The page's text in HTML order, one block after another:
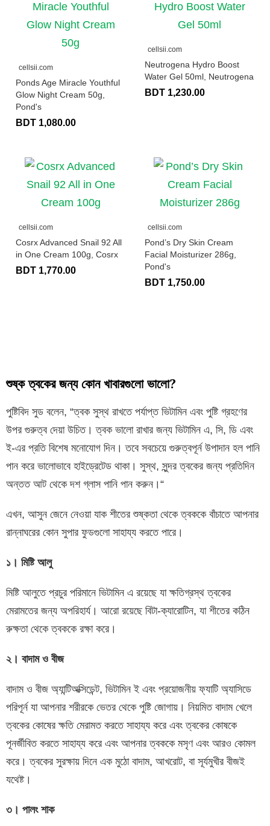
cellsii.com
Ponds Age Miracle Youthful
Glow Night Cream 50g,
Pond's
BDT 1,080.00
cellsii.com
Neutrogena Hydro Boost
Water Gel 50ml, Neutrogena
BDT 1,230.00
cellsii.com
Cosrx Advanced Snail 92 All
in One Cream 100g, Cosrx
BDT 1,770.00
cellsii.com
Pond’s Dry Skin Cream
Facial Moisturizer 286g,
Pond's
BDT 1,750.00
শুষ্ক ত্বকের জন্য কোন খাবারগুলো ভালো?
পুষ্টিবিদ সুড বলেন, “ত্বক সুস্থ রাখতে পর্যাপ্ত ভিটামিন এবং পুষ্টি গ্রহণের
উপর গুরুত্ব দেয়া উচিত। ত্বক ভালো রাখার জন্য ভিটামিন এ, সি, ডি এবং
ই-এর প্রতি বিশেষ মনোযোগ দিন। তবে সবচেয়ে গুরুত্বপূর্ন উপাদান হল পানি
পান করে ভালোভাবে হাইড্রেটেড থাকা। সুস্থ, সুন্দর ত্বকের জন্য প্রতিদিন
অন্তত আট থেকে দশ গ্লাস পানি পান করুন।“
এখন, আসুন জেনে নেওয়া যাক শীতের শুষ্কতা থেকে ত্বককে বাঁচাতে আপনার
রান্নাঘরের কোন সুপার ফুডগুলো সাহায্য করতে পারে।
১। মিষ্টি আলু
মিষ্টি আলুতে প্রচুর পরিমানে ভিটামিন এ রয়েছে যা ক্ষতিগ্রস্থ ত্বকের
মেরামতের জন্য অপরিহার্য। আরো রয়েছে বিটা-ক্যারোটিন, যা শীতের কঠিন
রুক্ষতা থেকে ত্বককে রক্ষা করে।
২। বাদাম ও বীজ
বাদাম ও বীজ অ্যান্টিঅক্সিডেন্ট, ভিটামিন ই এবং প্রয়োজনীয় ফ্যাটি অ্যাসিডে
পরিপূর্ন যা আপনার শরীরকে ভেতর থেকে পুষ্টি জোগায়। নিয়মিত বাদাম খেলে
ত্বকের কোষের ক্ষতি মেরামত করতে সাহায্য করে এবং ত্বকের কোষকে
পূনর্জীবিত করতে সাহায্য করে এবং আপনার ত্বককে মসৃণ এবং আরও কোমল
করে। ত্বকের সুরক্ষায় দিনে এক মুঠো বাদাম, আখরোট, বা সূর্যমুখীর বীজই
যথেষ্ট।
৩। পালং শাক